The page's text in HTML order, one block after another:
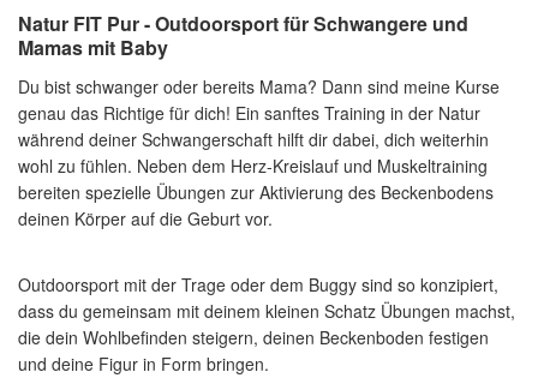
Natur FIT Pur - Outdoorsport für Schwangere und
Mamas mit Baby
Du bist schwanger oder bereits Mama? Dann sind meine Kurse
genau das Richtige für dich! Ein sanftes Training in der Natur
während deiner Schwangerschaft hilft dir dabei, dich weiterhin
wohl zu fühlen. Neben dem Herz-Kreislauf und Muskeltraining
bereiten spezielle Übungen zur Aktivierung des Beckenbodens
deinen Körper auf die Geburt vor.
Outdoorsport mit der Trage oder dem Buggy sind so konzipiert,
dass du gemeinsam mit deinem kleinen Schatz Übungen machst,
die dein Wohlbefinden steigern, deinen Beckenboden festigen
und deine Figur in Form bringen.